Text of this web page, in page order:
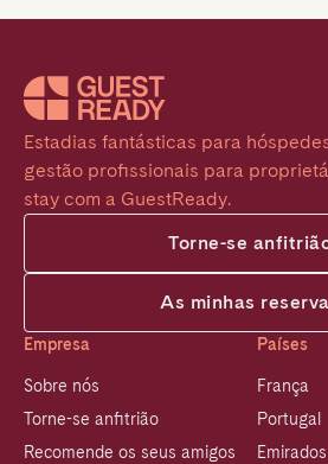
Estadias fantásticas para
gestão profissionais para
stay com a GuestReady.
Torne-se
As minhas
Empresa
Sobre nós
Torne-se anfitrião
Recomende os seus amigos
Países
França
Portugal